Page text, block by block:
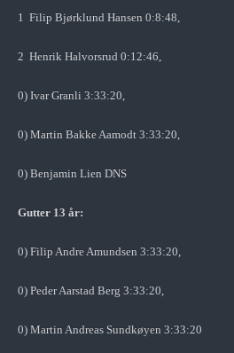
1 Filip Bjørklund Hansen 0:8:48,
2 Henrik Halvorsrud 0:12:46,
0) Ivar Granli 3:33:20,
0) Martin Bakke Aamodt 3:33:20,
0) Benjamin Lien DNS
Gutter 13 år:
0) Filip Andre Amundsen 3:33:20,
0) Peder Aarstad Berg 3:33:20,
0) Martin Andreas Sundkøyen 3:33:20